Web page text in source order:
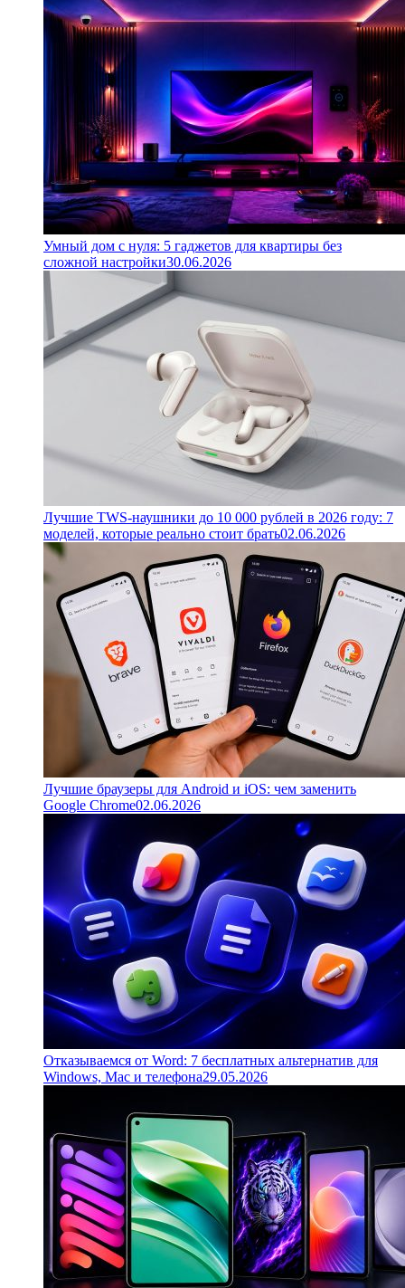
Умный дом с нуля: 5 гаджетов для квартиры без
сложной настройки30.06.2026
Лучшие TWS-наушники до 10 000 рублей в 2026 году: 7
моделей, которые реально стоит брать02.06.2026
Лучшие браузеры для Android и iOS: чем заменить
Google Chrome02.06.2026
Отказываемся от Word: 7 бесплатных альтернатив для
Windows, Mac и телефона29.05.2026